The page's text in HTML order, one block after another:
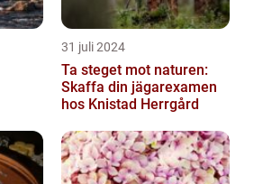
31 juli 2024
Ta steget mot naturen:
Skaffa din jägarexamen
hos Knistad Herrgård